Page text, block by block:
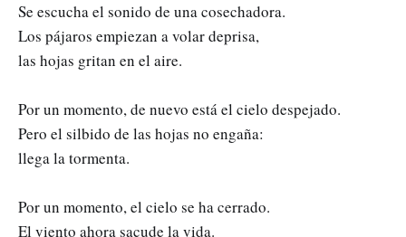
Se escucha el sonido de una cosechadora.
Los pájaros empiezan a volar deprisa,
las hojas gritan en el aire.
Por un momento, de nuevo está el cielo despejado.
Pero el silbido de las hojas no engaña:
llega la tormenta.
Por un momento, el cielo se ha cerrado.
El viento ahora sacude la vida.